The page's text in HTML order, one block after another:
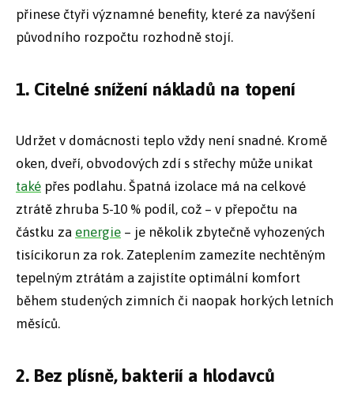
přinese čtyři významné benefity, které za navýšení
původního rozpočtu rozhodně stojí.
1. Citelné snížení nákladů na topení
Udržet v domácnosti teplo vždy není snadné. Kromě
oken, dveří, obvodových zdí s střechy může unikat
také přes podlahu. Špatná izolace má na celkové
ztrátě zhruba 5-10 % podíl, což – v přepočtu na
částku za energie – je několik zbytečně vyhozených
tisícikorun za rok. Zateplením zamezíte nechtěným
tepelným ztrátám a zajistíte optimální komfort
během studených zimních či naopak horkých letních
měsíců.
2. Bez plísně, bakterií a hlodavců